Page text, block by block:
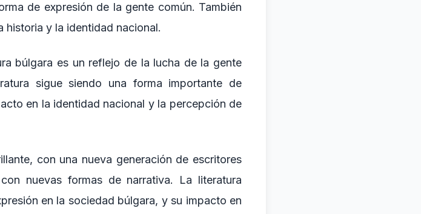
de expresión de la gente común. También
historia y la identidad nacional.
búlgara es un reflejo de la lucha de la gente
sigue siendo una forma importante de
en la identidad nacional y la percepción de
con una nueva generación de escritores
nuevas formas de narrativa. La literatura
en la sociedad búlgara, y su impacto en